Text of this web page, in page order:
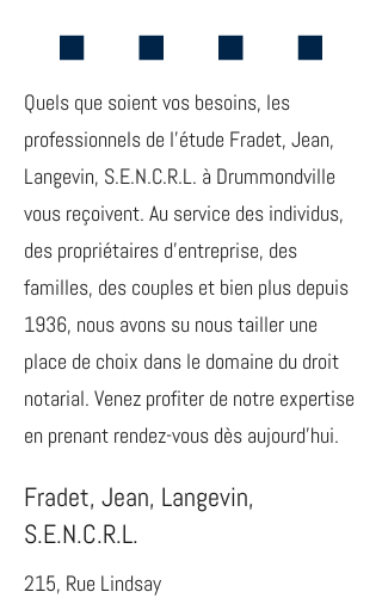
Quels que soient vos besoins, les
professionnels de l’étude Fradet, Jean,
Langevin, S.E.N.C.R.L. à Drummondville
vous reçoivent. Au service des individus,
des propriétaires d’entreprise, des
familles, des couples et bien plus depuis
1936, nous avons su nous tailler une
place de choix dans le domaine du droit
notarial. Venez profiter de notre expertise
en prenant rendez-vous dès aujourd’hui.
Fradet, Jean, Langevin,
S.E.N.C.R.L.
215, Rue Lindsay